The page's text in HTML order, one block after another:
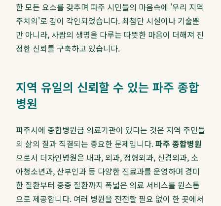
한 모든 요소를 갖추며 파주 시민들의 마음속에 '우리 지역
주치의'로 깊이 각인되었습니다. 최첨단 시설이나 기술뿐
만 아니라, 사람의 생명을 다루는 따뜻한 마음이 더해져 진
정한 신뢰를 구축하고 있습니다.
지역 유일의 신뢰할 수 있는 파주 종합
병원
파주시에 종합병원급 의료기관이 있다는 것은 지역 주민들
의 삶의 질과 직결되는 중요한 문제입니다.파주 종합병원
으로서 더자인병원은 내과, 외과, 정형외과, 신경외과, 소
아청소년과, 산부인과 등 다양한 진료과를 운영하며 경미
한 질환부터 중증 질환까지 폭넓은 의료 서비스를 원스톱
으로 제공합니다. 여러 병원을 전전할 필요 없이 한 곳에서